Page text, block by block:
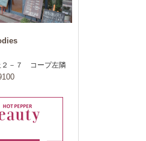
２－７ コープ左隣